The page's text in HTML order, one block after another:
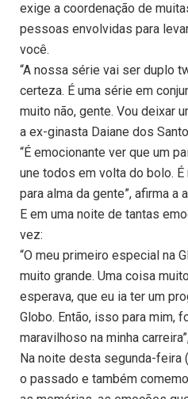
exige a coordenação de
pessoas envolvidas para
você.
“A nossa série vai ser duplo
certeza. É uma série em
muito não, gente. Vou deixar
a ex-ginasta Daiane dos
“É emocionante ver que um
une todos em volta do bolo.
para alma da gente”, afirma a
E em uma noite de tantas
vez:
“O meu primeiro especial na
muito grande. Uma coisa
esperava, que eu ia ter um
Globo. Então, isso para mim,
maravilhoso na minha
Na noite desta segunda-feira
o passado e também